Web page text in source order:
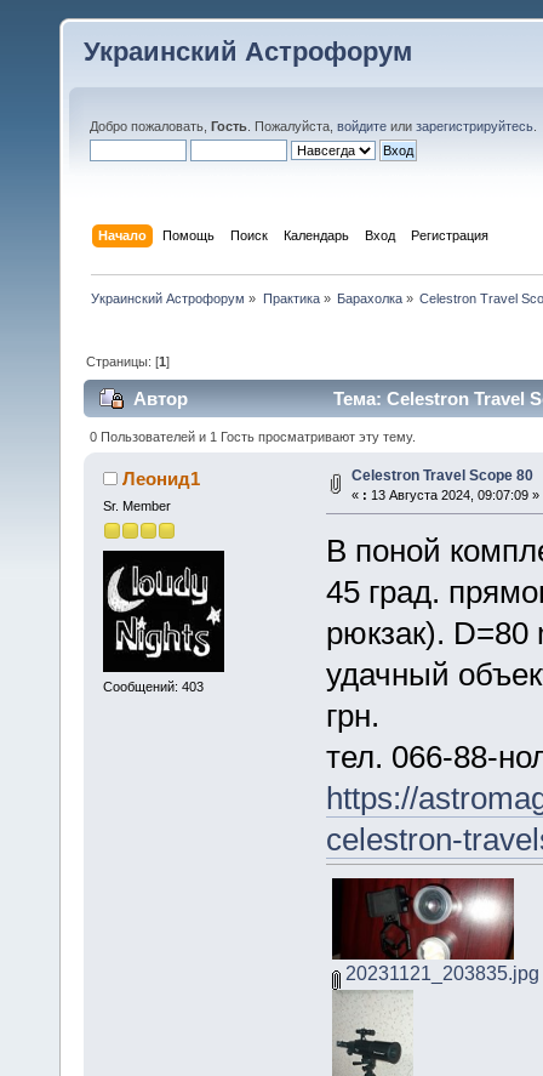
Украинский Астрофорум
Добро пожаловать, Гость . Пожалуйста, войдите или зарегистрируйтесь
Начало Помощь Поиск Календарь Вход Регистрация
Украинский Астрофорум » Практика» Барахолка» Celestron Travel
Страницы: [1]
Автор Тема: Celestron Travel
0 Пользователей и 1 Гость просматривают эту тему.
Леонид1
Sr. Member
Сообщений: 403
Celestron Travel Scope 80
« : 13 Августа 2024, 09:07:09 »
В поной
45 град.
рюкзак). D=80
удачный
грн.
тел. 066-88-
https://
celestron-
20231121_203835.jpg